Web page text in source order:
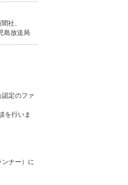
社、
島放送局
定のファ
を行いま
ンナー）に